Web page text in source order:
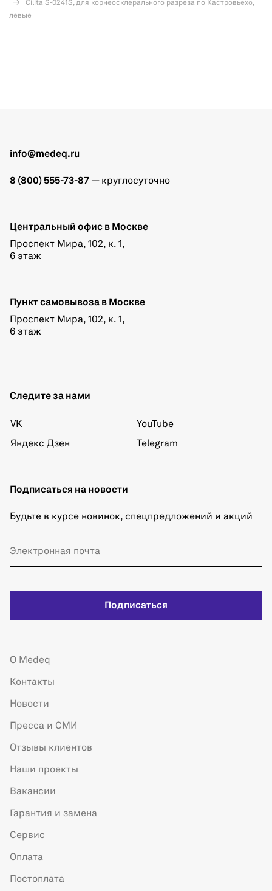
Cilita S-0241S, для корнеосклерального разреза по Кастровьехо,
левые
info@medeq.ru
8 (800) 555-73-87 — круглосуточно
Центральный офис в Москве
Проспект Мира, 102, к. 1,
6 этаж
Пункт самовывоза в Москве
Проспект Мира, 102, к. 1,
6 этаж
Следите за нами
VK
Яндекс Дзен
YouTube
Telegram
Подписаться на новости
Будьте в курсе новинок, спецпредложений и акций
Подписаться
О Medeq
Контакты
Новости
Пресса и СМИ
Отзывы клиентов
Наши проекты
Вакансии
Гарантия и замена
Сервис
Оплата
Постоплата